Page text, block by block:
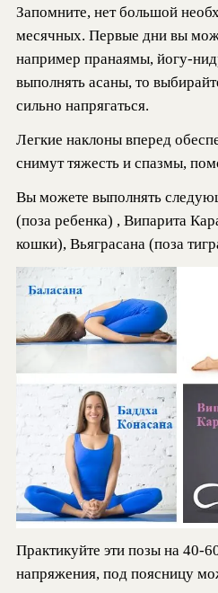
Запомните, нет большой
месячных. Первые дни вы
например пранаямы, йогу-
выполнять асаны, то
сильно напрягаться.
Легкие наклоны вперед
снимут тяжесть и спазмы,
Вы можете выполнять
(поза ребенка) , Випарита
кошки), Вьяграсана (поза
Практикуйте эти позы на 40-
напряжения, под поясницу